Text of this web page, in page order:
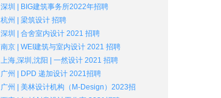
深圳 | BIG建筑事务所2022年招聘
杭州 | 梁筑设计 招聘
深圳 | 合舍室内设计 2021 招聘
南京 | WEI建筑与室内设计 2021 招聘
上海,深圳,沈阳 | 一然设计 2021 招聘
广州 | DPD 递加设计 2021招聘
广州 | 美林设计机构（M-Design）2023招